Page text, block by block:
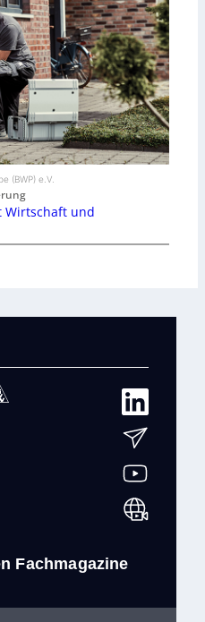
(BWP) e.V.
Wirtschaft und
Fachmagazine